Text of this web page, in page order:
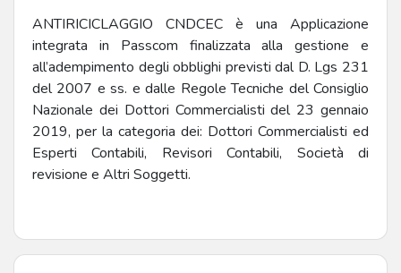
ANTIRICICLAGGIO CNDCEC è una Applicazione
integrata in Passcom finalizzata alla gestione e
all’adempimento degli obblighi previsti dal D. Lgs 231
del 2007 e ss. e dalle Regole Tecniche del Consiglio
Nazionale dei Dottori Commercialisti del 23 gennaio
2019, per la categoria dei: Dottori Commercialisti ed
Esperti Contabili, Revisori Contabili, Società di
revisione e Altri Soggetti.